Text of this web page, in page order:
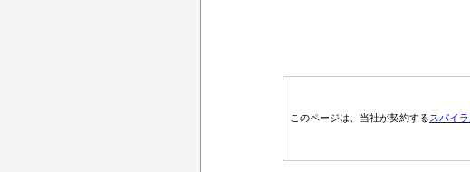
このページは、当社が契約するスパイ